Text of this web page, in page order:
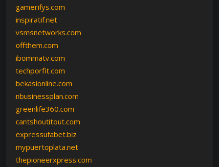
gamerifys.com
inspiratif.net
vsmsnetworks.com
offthem.com
ibommatv.com
techporfit.com
bekasionline.com
nbusinessplan.com
greenlife360.com
cantshoutitout.com
expressufabet.biz
mypuertoplata.net
thepioneerxpress.com